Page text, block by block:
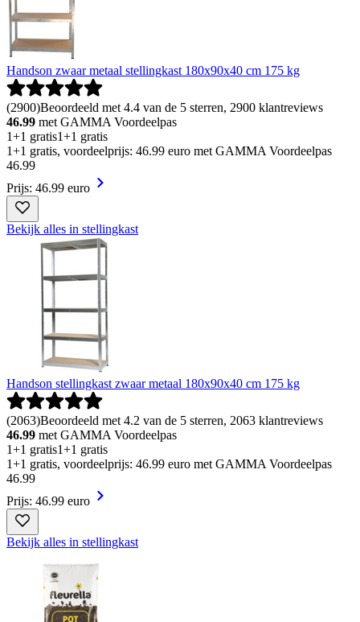
Handson zwaar metaal stellingkast 180x90x40 cm 175 kg
(2900)Beoordeeld met 4.4 van de 5 sterren, 2900 klantreviews
46.99 met GAMMA Voordeelpas
1+1 gratis1+1 gratis
1+1 gratis, voordeelprijs: 46.99 euro met GAMMA Voordeelpas
46.99
Prijs: 46.99 euro
Bekijk alles in stellingkast
Handson stellingkast zwaar metaal 180x90x40 cm 175 kg
(2063)Beoordeeld met 4.2 van de 5 sterren, 2063 klantreviews
46.99 met GAMMA Voordeelpas
1+1 gratis1+1 gratis
1+1 gratis, voordeelprijs: 46.99 euro met GAMMA Voordeelpas
46.99
Prijs: 46.99 euro
Bekijk alles in stellingkast